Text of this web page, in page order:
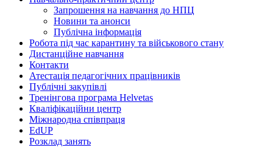
Запрошення на навчання до НПЦ
Новини та анонси
Публічна інформація
Робота під час карантину та військового стану
Дистанційне навчання
Контакти
Атестація педагогічних працівників
Публічні закупівлі
Тренінгова програма Helvetas
Кваліфікаційни центр
Міжнародна співпраця
EdUР
Розклад занять